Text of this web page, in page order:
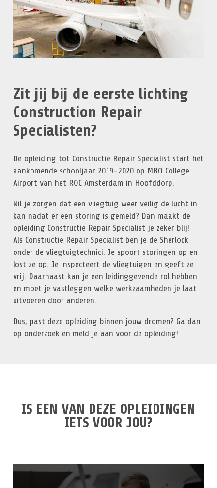
Zit jij bij de eerste lichting
Construction Repair
Specialisten?
De opleiding tot Constructie Repair Specialist start het
aankomende schooljaar 2019-2020 op MBO College
Airport van het ROC Amsterdam in Hoofddorp.
Wil je zorgen dat een vliegtuig weer veilig de lucht in
kan nadat er een storing is gemeld? Dan maakt de
opleiding Constructie Repair Specialist je zeker blij!
Als Constructie Repair Specialist ben je de Sherlock
onder de vliegtuigtechnici. Je spoort storingen op en
lost ze op. Je inspecteert de vliegtuigen en geeft ze
vrij. Daarnaast kan je een leidinggevende rol hebben
en moet je vastleggen welke werkzaamheden je laat
uitvoeren door anderen.
Dus, past deze opleiding binnen jouw dromen? Ga dan
op onderzoek en meld je aan voor de opleiding!
IS EEN VAN DEZE OPLEIDINGEN
IETS VOOR JOU?